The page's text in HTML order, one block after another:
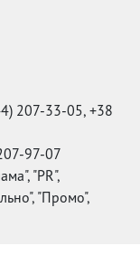
207-33-05, +38
97-07
"PR",
"Промо",